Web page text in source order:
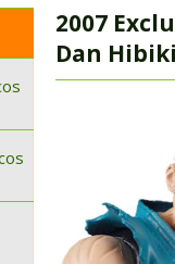
2007
Dan